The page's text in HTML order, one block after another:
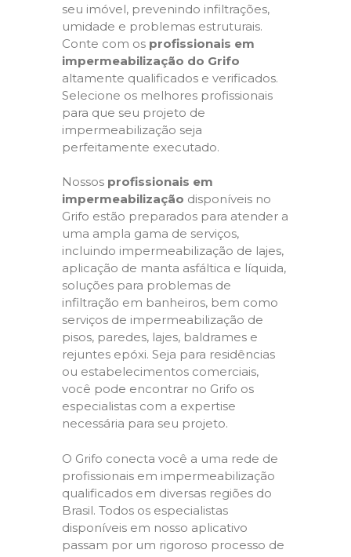
seu imóvel, prevenindo infiltrações,
umidade e problemas estruturais.
Conte com os profissionais em
impermeabilização do Grifo
altamente qualificados e verificados.
Selecione os melhores profissionais
para que seu projeto de
impermeabilização seja
perfeitamente executado.
Nossos profissionais em
impermeabilização disponíveis no
Grifo estão preparados para atender a
uma ampla gama de serviços,
incluindo impermeabilização de lajes,
aplicação de manta asfáltica e líquida,
soluções para problemas de
infiltração em banheiros, bem como
serviços de impermeabilização de
pisos, paredes, lajes, baldrames e
rejuntes epóxi. Seja para residências
ou estabelecimentos comerciais,
você pode encontrar no Grifo os
especialistas com a expertise
necessária para seu projeto.
O Grifo conecta você a uma rede de
profissionais em impermeabilização
qualificados em diversas regiões do
Brasil. Todos os especialistas
disponíveis em nosso aplicativo
passam por um rigoroso processo de